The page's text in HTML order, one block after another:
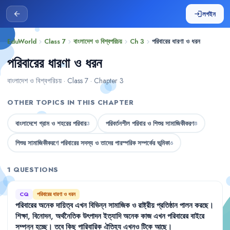
arrow_back loginলগইন
EduWorld chevron_right Class 7 chevron_right বাংলাদেশ ও বিশ্বপরিচয় chevron_right Ch 3 chevron_right পরিবারের ধারণা ও ধরন
পরিবারের ধারণা ও ধরন
বাংলাদেশ ও বিশ্বপরিচয় · Class 7 · Chapter 3
OTHER TOPICS IN THIS CHAPTER
বাংলাদেশে গ্রাম ও শহরের পরিবার3 পরিবর্তনশীল পরিবার ও শিশুর সামাজিকীকরণ8
শিশুর সামাজিকীকরণে পরিবারের সদস্য ও তাদের পারস্পরিক সম্পর্কের ভূমিকা6
1 QUESTIONS
CQ পরিবারের ধারণা ও ধরন
পরিবারেরঅনেকদায়িত্বএখনবিভিন্নসামাজিকওরাষ্ট্রীয়প্রতিষ্ঠানপালনকরছে।
শিক্ষা, বিনোদন, অর্থনৈতিকউৎপাদনইত্যাদিঅনেককাজএখনপরিবারেরবাইরে
সম্পন্নহচ্ছে। তবেকিছুপারিবারিকঐতিহ্যএখনওটিকেআছে।